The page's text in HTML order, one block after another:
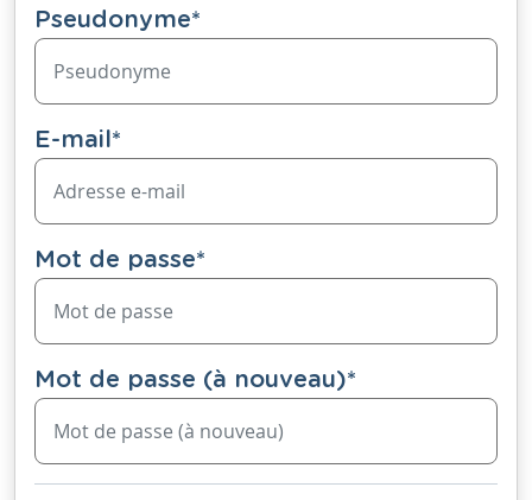
Pseudonyme*
E-mail*
Mot de passe*
Mot de passe (à nouveau)*